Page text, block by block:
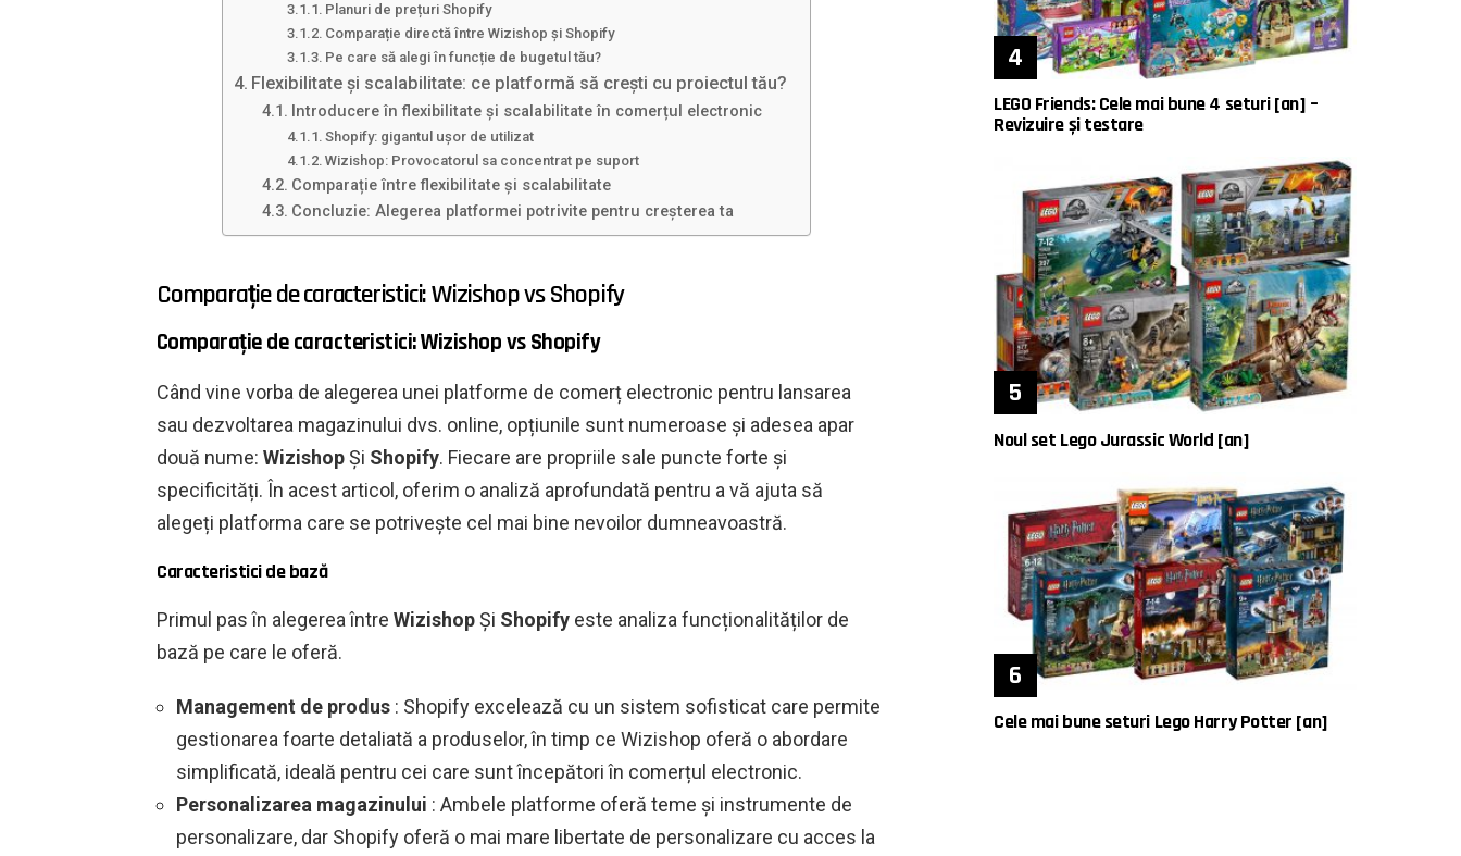
Planuri de prețuri Shopify
Comparație directă între Wizishop și Shopify
Pe care să alegi în funcție de bugetul tău?
Flexibilitate și scalabilitate: ce platformă să crești cu proiectul tău?
Introducere în flexibilitate și scalabilitate în comerțul electronic
Shopify: gigantul ușor de utilizat
Wizishop: Provocatorul sa concentrat pe suport
Comparație între flexibilitate și scalabilitate
Concluzie: Alegerea platformei potrivite pentru creșterea ta
Comparație de caracteristici: Wizishop vs Shopify
Comparație de caracteristici: Wizishop vs Shopify
Când vine vorba de alegerea unei platforme de comerț electronic pentru lansarea
sau dezvoltarea magazinului dvs. online, opțiunile sunt numeroase și adesea apar
două nume: WizishopȘi Shopify. Fiecare are propriile sale puncte forte și
specificități. În acest articol, oferim o analiză aprofundată pentru a vă ajuta să
alegeți platforma care se potrivește cel mai bine nevoilor dumneavoastră.
Caracteristici de bază
Primul pas în alegerea între WizishopȘi Shopify este analiza funcționalităților de
bază pe care le oferă.
Management de produs : Shopify excelează cu un sistem sofisticat care permite
gestionarea foarte detaliată a produselor, în timp ce Wizishop oferă o abordare
simplificată, ideală pentru cei care sunt începători în comerțul electronic.
Personalizarea magazinului : Ambele platforme oferă teme și instrumente de
personalizare, dar Shopify oferă o mai mare libertate de personalizare cu acces la
LEGO Friends: Cele mai bune 4 seturi [an] –
Revizuire și testare
Noul set Lego Jurassic World [an]
Cele mai bune seturi Lego Harry Potter [an]